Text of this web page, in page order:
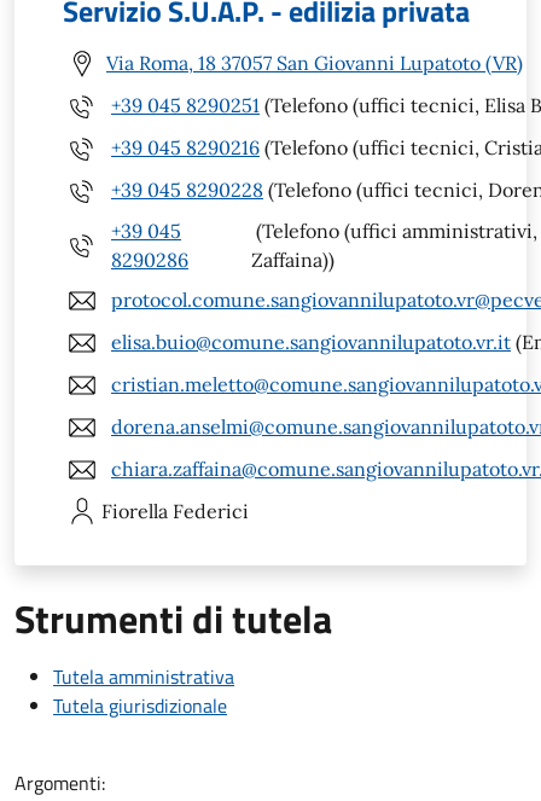
Servizio S.U.A.P. - edilizia privata
Via Roma, 18 37057 San Giovanni Lupatoto (VR)
+39 045 8290251 (Telefono (uffici tecnici, Elisa
+39 045 8290216 (Telefono (uffici tecnici,
+39 045 8290228 (Telefono (uffici tecnici,
+39 045
8290286
(Telefono (uffici amministrativi,
Zaffaina))
elisa.buio@comune.sangiovannilupatoto.vr.it
Fiorella Federici
Strumenti di tutela
Tutela amministrativa
Tutela giurisdizionale
Argomenti: